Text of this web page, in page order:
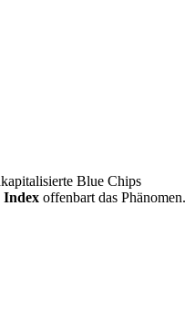
Blue Chips
Index offenbart das Phänomen.